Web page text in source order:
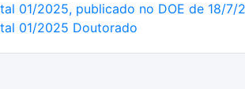
01/2025, publicado no DOE de 18/7/
01/2025 Doutorado